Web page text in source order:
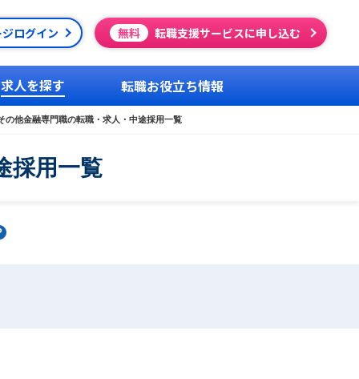
ログイン 無料 転職支援サービスに申し込む
求人を探す 転職お役立ち情報
の他金融専門職の転職・求人・中途採用一覧
採用一覧